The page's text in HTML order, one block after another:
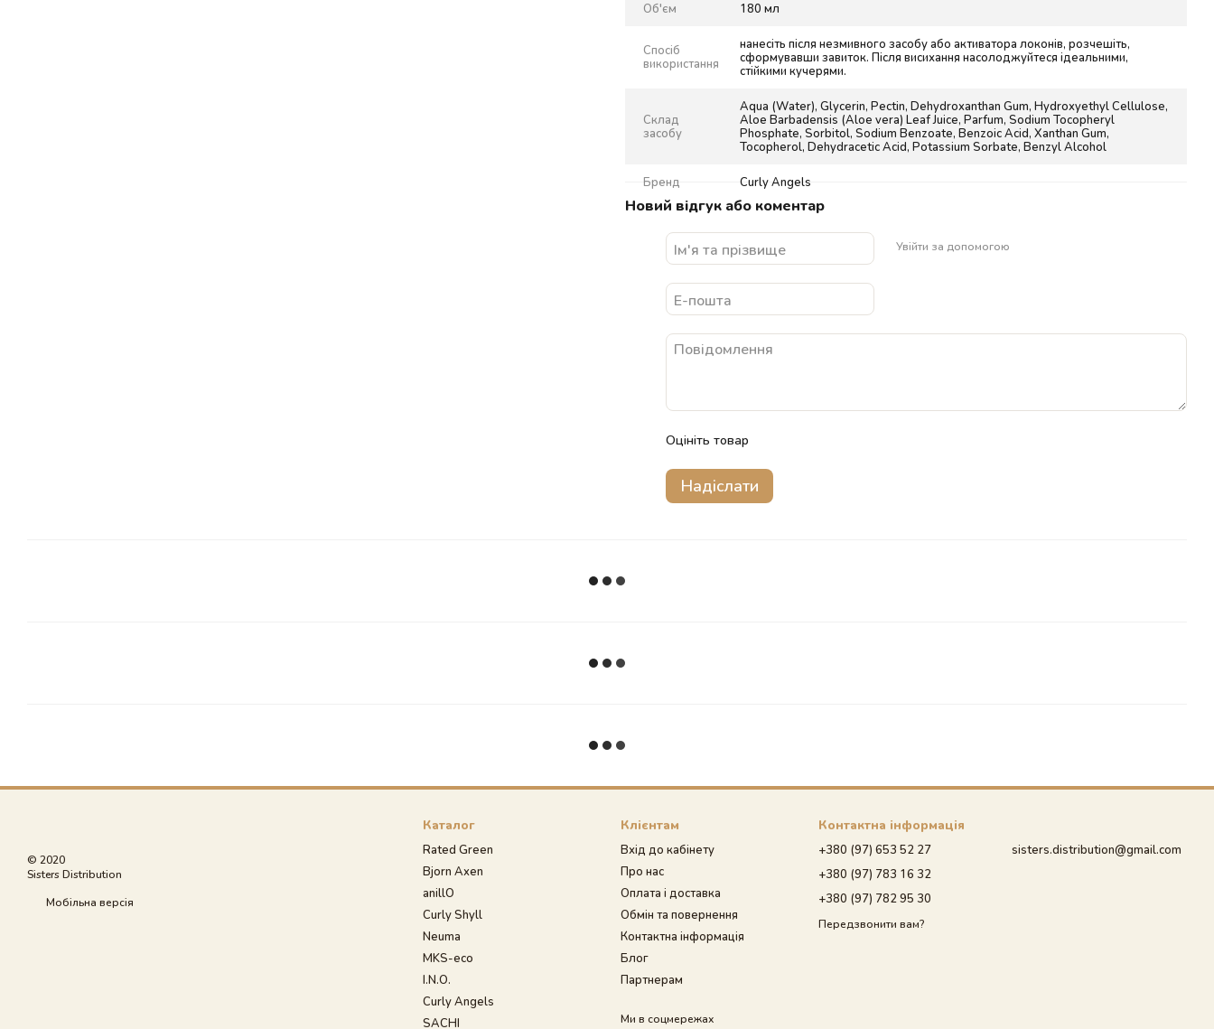
Об'єм 180 мл
Спосіб
використання
нанесіть після незмивного засобу або активатора локонів, розчешіть,
сформувавши завиток. Після висихання насолоджуйтеся ідеальними,
стійкими кучерями.
Склад
засобу
Aqua (Water), Glycerin, Pectin, Dehydroxanthan Gum, Hydroxyethyl Cellulose,
Aloe Barbadensis (Aloe vera) Leaf Juice, Parfum, Sodium Tocopheryl
Phosphate, Sorbitol, Sodium Benzoate, Benzoic Acid, Xanthan Gum,
Tocopherol, Dehydracetic Acid, Potassium Sorbate, Benzyl Alcohol
Бренд Curly Angels
Новий відгук або коментар
Увійти за допомогою
Оцініть товар
Надіслати
© 2020
Sisters Distribution
Мобільна версія
Каталог
Rated Green
Bjorn Axen
anillO
Curly Shyll
Neuma
MKS-eco
I.N.O.
Curly Angels
SACHI
Клієнтам
Вхід до кабінету
Про нас
Оплата і доставка
Обмін та повернення
Контактна інформація
Блог
Партнерам
Ми в соцмережах
Контактна інформація
+380 (97) 653 52 27
+380 (97) 783 16 32
+380 (97) 782 95 30
Передзвонити вам?
sisters.distribution@gmail.com